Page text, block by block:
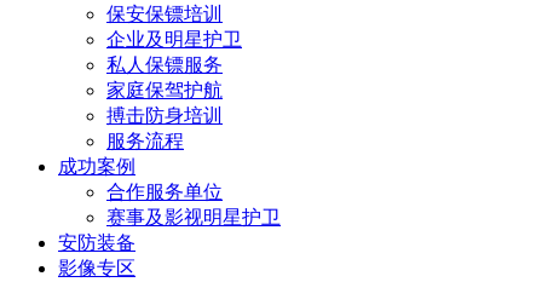
保安保镖培训
企业及明星护卫
私人保镖服务
家庭保驾护航
搏击防身培训
服务流程
成功案例
合作服务单位
赛事及影视明星护卫
安防装备
影像专区